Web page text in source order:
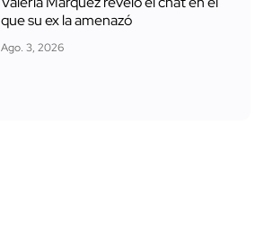
que su ex la amenazó
Ago. 3, 2026